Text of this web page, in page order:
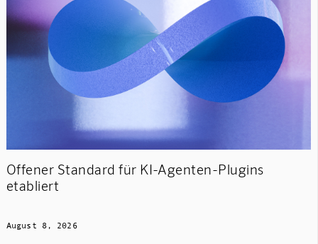
Offener Standard für KI-Agenten-Plugins
etabliert
August 8, 2026